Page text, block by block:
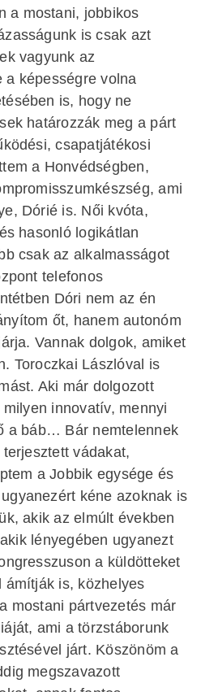
a mostani, jobbikos
is csak azt
vagyunk az
a képességre volna
is, hogy ne
határozzák meg a párt
csapatjátékosi
a Honvédségben,
ami
Dórié is. Női kvóta,
hasonló logikátlan
csak az alkalmasságot
telefonos
Dóri nem az én
őt, hanem autonóm
Vannak dolgok, amiket
Toroczkai Lászlóval is
Aki már dolgozott
innovatív, mennyi
a báb… Bár nemtelennek
vádakat,
a Jobbik egysége és
kéne azoknak is
akik az elmúlt években
lényegében ugyanezt
a küldötteket
ámítják is, közhelyes
mostani pártvezetés már
ami a törzstáborunk
járt. Köszönöm a
megszavazott